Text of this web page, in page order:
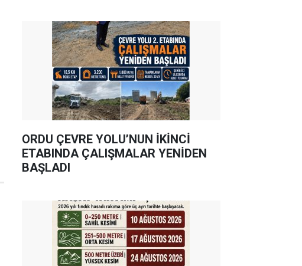
ORDU ÇEVRE YOLU’NUN İKİNCİ
ETABINDA ÇALIŞMALAR YENİDEN
BAŞLADI